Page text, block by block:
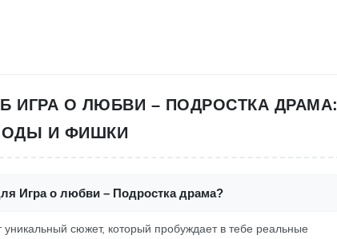
ИГРА О ЛЮБВИ – ПОДРОСТКА ДРАМА:
И ФИШКИ
Игра о любви – Подростка драма?
уникальный сюжет, который пробуждает в тебе реальные